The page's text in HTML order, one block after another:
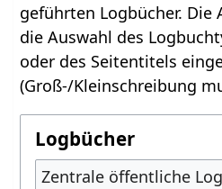
geführten Logbücher. Die
die Auswahl des
oder des Seitentitels
(Groß-/Kleinschreibung
Logbücher
Zentrale öffentliche